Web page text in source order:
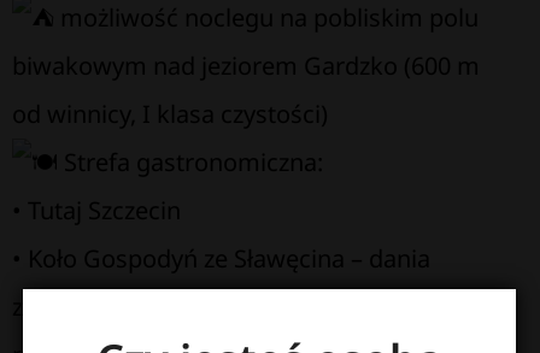
możliwość noclegu na pobliskim polu
biwakowym nad jeziorem Gardzko (600 m
od winnicy, I klasa czystości)
Strefa gastronomiczna:
• Tutaj Szczecin
• Koło Gospodyń ze Sławęcina – dania